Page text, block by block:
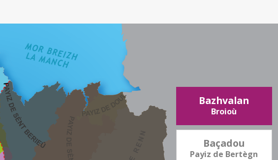
Bazhvalan
Broioù
Baçadou
Payiz de Bertègn